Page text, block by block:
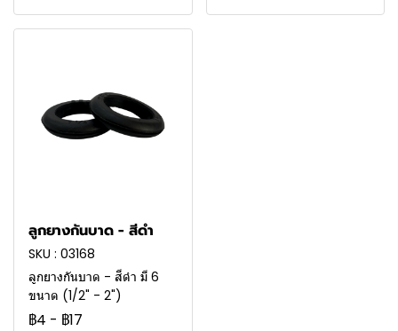
ลูกยางกันบาด - สีดำ
SKU : 03168
ลูกยางกันบาด - สีดำ มี 6
ขนาด (1/2" - 2")
฿4 - ฿17